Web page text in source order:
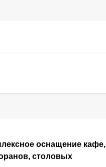
оснащение кафе,
столовых